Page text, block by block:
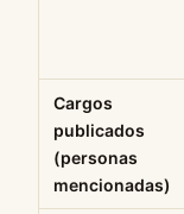
Cargos
publicados
(personas
mencionadas)